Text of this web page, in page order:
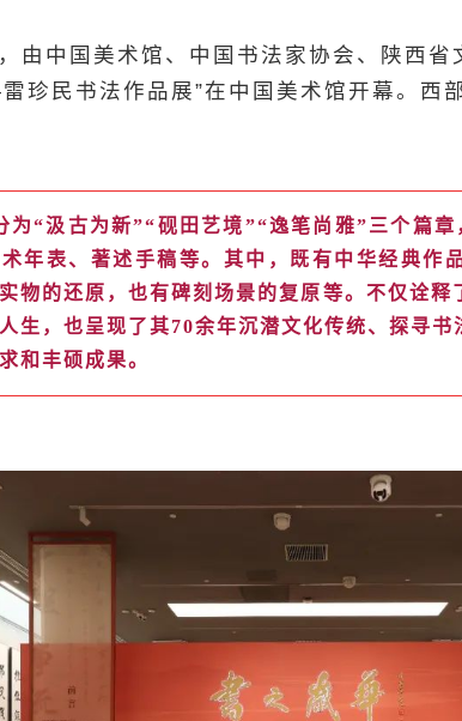
由中国美术馆、中国书法家协会、陕西
珍民书法作品展”在中国美术馆开幕。西
为“汲古为新”“砚田艺境”“逸笔尚雅”三个篇
年表、著述手稿等。其中，既有中华经典作
物的还原，也有碑刻场景的复原等。不仅诠释
生，也呈现了其70余年沉潜文化传统、探寻
和丰硕成果。